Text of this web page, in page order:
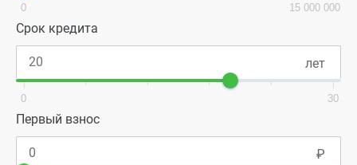
0 15 000 000
Срок кредита
0 30
Первый взнос